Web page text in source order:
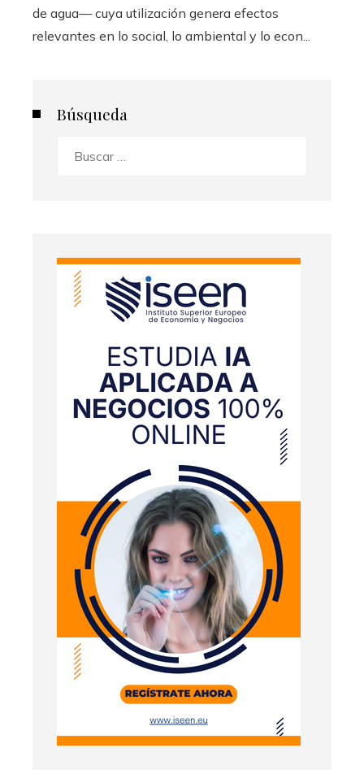
de agua— cuya utilización genera efectos
relevantes en lo social, lo ambiental y lo econ...
Búsqueda